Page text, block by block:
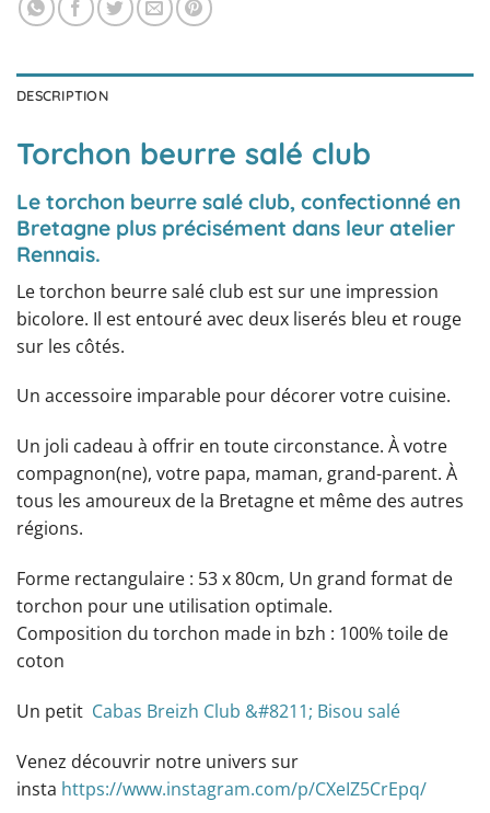
DESCRIPTION
Torchon beurre salé club
Le torchon beurre salé club, confectionné en
Bretagne plus précisément dans leur atelier
Rennais.
Le torchon beurre salé club est sur une impression
bicolore. Il est entouré avec deux liserés bleu et rouge
sur les côtés.
Un accessoire imparable pour décorer votre cuisine.
Un joli cadeau à offrir en toute circonstance. À votre
compagnon(ne), votre papa, maman, grand-parent. À
tous les amoureux de la Bretagne et même des autres
régions.
Forme rectangulaire : 53 x 80cm, Un grand format de
torchon pour une utilisation optimale.
Composition du torchon made in bzh : 100% toile de
coton
Un petit Cabas Breizh Club &#8211; Bisou salé
Venez découvrir notre univers sur
insta https://www.instagram.com/p/CXeIZ5CrEpq/